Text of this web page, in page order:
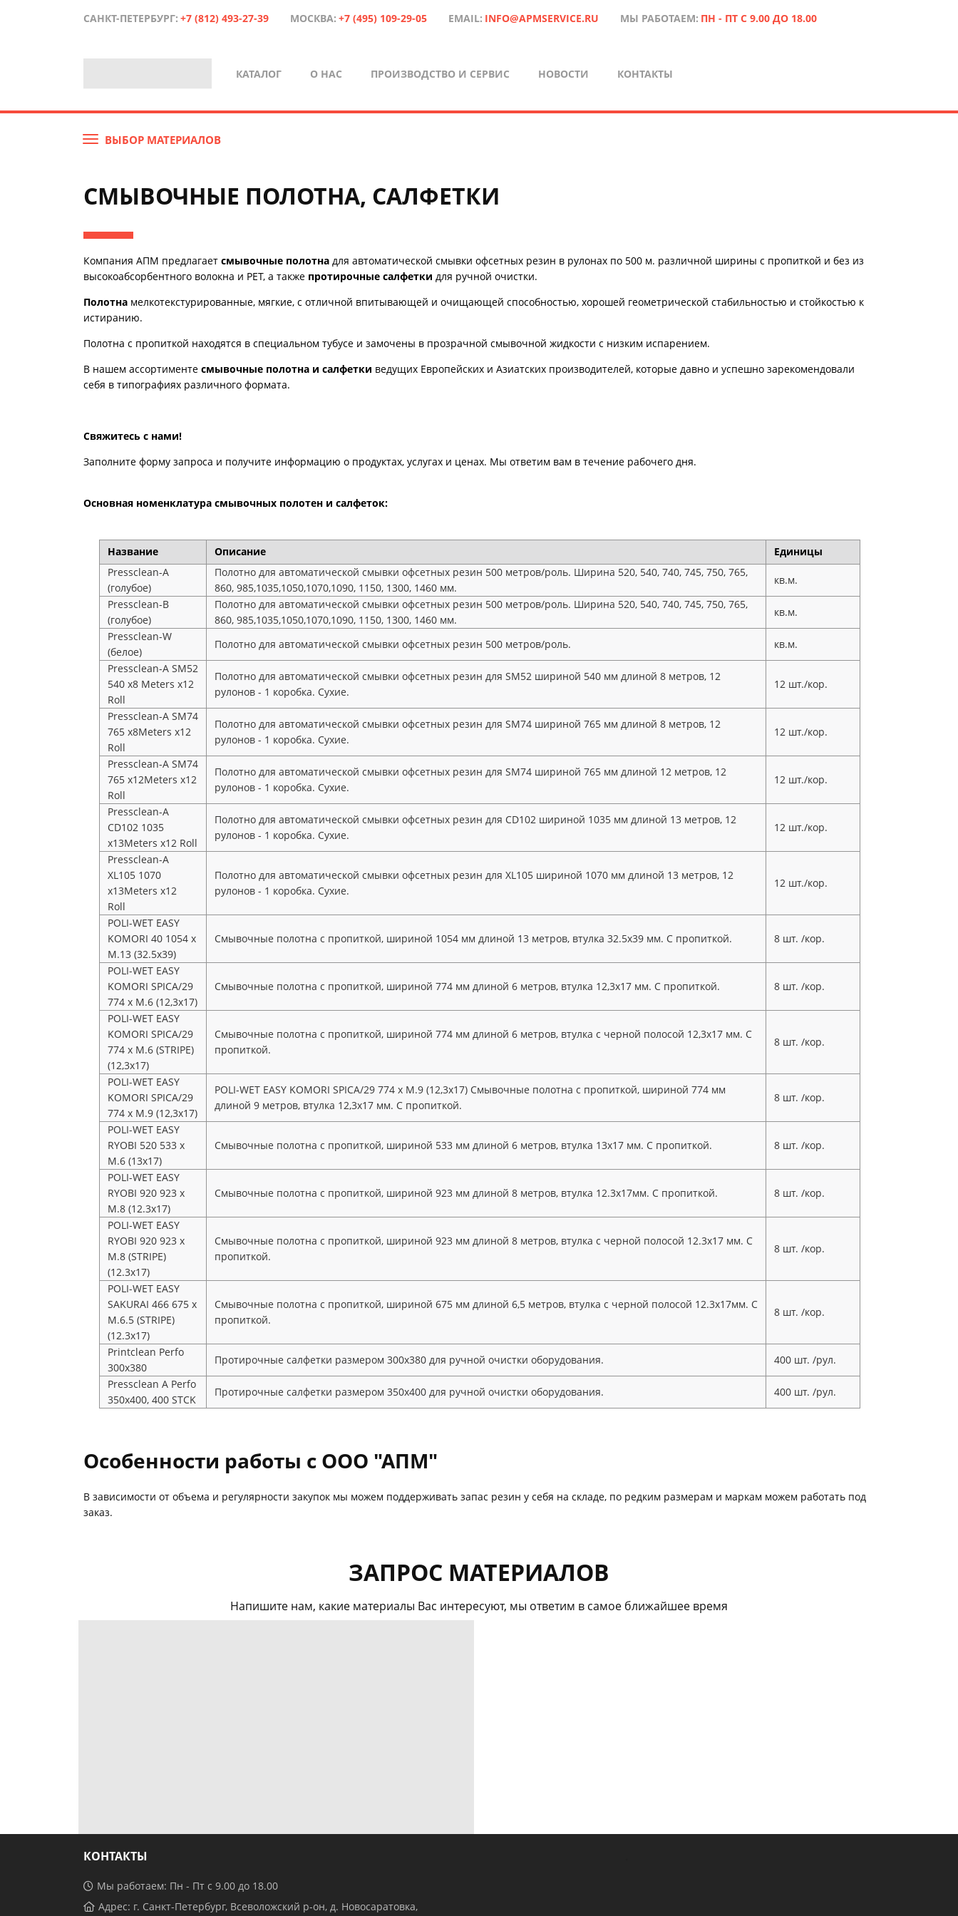
САНКТ-ПЕТЕРБУРГ: +7 (812) 493-27-39 МОСКВА: +7 (495) 109-29-05 EMAIL: INFO@APMSERVICE.RU МЫ РАБОТАЕМ: ПН - ПТ С 9.00 ДО 18.00
КАТАЛОГ О НАС ПРОИЗВОДСТВО И СЕРВИС НОВОСТИ КОНТАКТЫ
ВЫБОР МАТЕРИАЛОВ
СМЫВОЧНЫЕ ПОЛОТНА, САЛФЕТКИ
Компания АПМ предлагает смывочные полотна для автоматической смывки офсетных резин в рулонах по 500 м. различной ширины с пропиткой и без из
высокоабсорбентного волокна и PET, а также протирочные салфетки для ручной очистки.
Полотна мелкотекстурированные, мягкие, с отличной впитывающей и очищающей способностью, хорошей геометрической стабильностью и стойкостью к
истиранию.
Полотна с пропиткой находятся в специальном тубусе и замочены в прозрачной смывочной жидкости с низким испарением.
В нашем ассортименте смывочные полотна и салфетки ведущих Европейских и Азиатских производителей, которые давно и успешно зарекомендовали
себя в типографиях различного формата.
Свяжитесь с нами!
Заполните форму запроса и получите информацию о продуктах, услугах и ценах. Мы ответим вам в течение рабочего дня.
Основная номенклатура смывочных полотен и салфеток:
Название Описание
Единицы
Pressсlean-A
(голубое)
Полотно для автоматической смывки офсетных резин 500 метров/роль. Ширина 520, 540, 740, 745, 750, 765,
860, 985,1035,1050,1070,1090, 1150, 1300, 1460 мм.
кв.м.
Pressсlean-B
(голубое)
Полотно для автоматической смывки офсетных резин 500 метров/роль. Ширина 520, 540, 740, 745, 750, 765,
860, 985,1035,1050,1070,1090, 1150, 1300, 1460 мм.
кв.м.
Pressсlean-W
(белое)
Полотно для автоматической смывки офсетных резин 500 метров/роль.
кв.м.
Pressclean-А SM52
540 x8 Meters х12
Roll
Полотно для автоматической смывки офсетных резин для SM52 шириной 540 мм длиной 8 метров, 12
рулонов - 1 коробка. Сухие.
12 шт./кор.
Pressclean-А SM74
765 x8Meters х12
Roll
Полотно для автоматической смывки офсетных резин для SM74 шириной 765 мм длиной 8 метров, 12
рулонов - 1 коробка. Сухие.
12 шт./кор.
Pressclean-А SM74
765 x12Meters х12
Roll
Полотно для автоматической смывки офсетных резин для SM74 шириной 765 мм длиной 12 метров, 12
рулонов - 1 коробка. Сухие.
12 шт./кор.
Pressclean-A
CD102 1035
x13Meters х12 Roll
Полотно для автоматической смывки офсетных резин для CD102 шириной 1035 мм длиной 13 метров, 12
рулонов - 1 коробка. Сухие.
12 шт./кор.
Pressclean-А
XL105 1070
x13Meters х12
Roll
Полотно для автоматической смывки офсетных резин для XL105 шириной 1070 мм длиной 13 метров, 12
рулонов - 1 коробка. Сухие.
12 шт./кор.
POLI-WET EASY
KOMORI 40 1054 x
M.13 (32.5x39)
Смывочные полотна с пропиткой, шириной 1054 мм длиной 13 метров, втулка 32.5х39 мм. С пропиткой. 8 шт. /кор.
POLI-WET EASY
KOMORI SPICA/29
774 x M.6 (12,3x17)
Смывочные полотна с пропиткой, шириной 774 мм длиной 6 метров, втулка 12,3х17 мм. С пропиткой. 8 шт. /кор.
POLI-WET EASY
KOMORI SPICA/29
774 x M.6 (STRIPE)
(12,3x17)
Смывочные полотна с пропиткой, шириной 774 мм длиной 6 метров, втулка c черной полосой 12,3х17 мм. С
пропиткой.
8 шт. /кор.
POLI-WET EASY
KOMORI SPICA/29
774 x M.9 (12,3x17)
POLI-WET EASY KOMORI SPICA/29 774 x M.9 (12,3x17) Смывочные полотна с пропиткой, шириной 774 мм
длиной 9 метров, втулка 12,3х17 мм. С пропиткой.
8 шт. /кор.
POLI-WET EASY
RYOBI 520 533 x
M.6 (13x17)
Смывочные полотна с пропиткой, шириной 533 мм длиной 6 метров, втулка 13х17 мм. С пропиткой. 8 шт. /кор.
POLI-WET EASY
RYOBI 920 923 x
M.8 (12.3x17)
Смывочные полотна с пропиткой, шириной 923 мм длиной 8 метров, втулка 12.3х17мм. С пропиткой. 8 шт. /кор.
POLI-WET EASY
RYOBI 920 923 x
M.8 (STRIPE)
(12.3x17)
Смывочные полотна с пропиткой, шириной 923 мм длиной 8 метров, втулка с черной полосой 12.3х17 мм. С
пропиткой.
8 шт. /кор.
POLI-WET EASY
SAKURAI 466 675 x
M.6.5 (STRIPE)
(12.3x17)
Смывочные полотна с пропиткой, шириной 675 мм длиной 6,5 метров, втулка с черной полосой 12.3х17мм. С
пропиткой.
8 шт. /кор.
Printclean Perfo
300x380
Протирочные салфетки размером 300х380 для ручной очистки оборудования.
400 шт. /рул.
Pressclean A Perfo
350х400, 400 STCK
Протирочные салфетки размером 350х400 для ручной очистки оборудования. 400 шт. /рул.
Особенности работы с ООО "АПМ"
В зависимости от объема и регулярности закупок мы можем поддерживать запас резин у себя на складе, по редким размерам и маркам можем работать под
заказ.
ЗАПРОС МАТЕРИАЛОВ
Напишите нам, какие материалы Вас интересуют, мы ответим в самое ближайшее время
КОНТАКТЫ
Мы работаем: Пн - Пт с 9.00 до 18.00
Адрес: г. Санкт-Петербург, Всеволожский р-он, д. Новосаратовка,